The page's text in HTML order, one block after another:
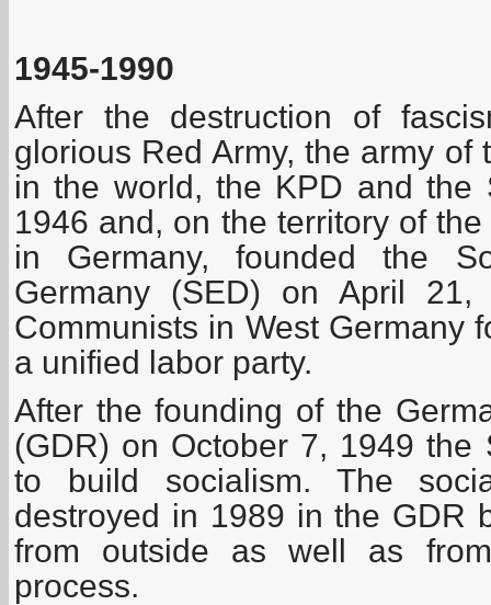
1945-1990
After the destruction of
glorious Red Army, the army of
in the world, the KPD and the
1946 and, on the territory of
in Germany, founded the
Germany (SED) on April
Communists in West Germany
a unified labor party.
After the founding of the
(GDR) on October 7, 1949 the
to build socialism. The
destroyed in 1989 in the GDR
from outside as well as
process.